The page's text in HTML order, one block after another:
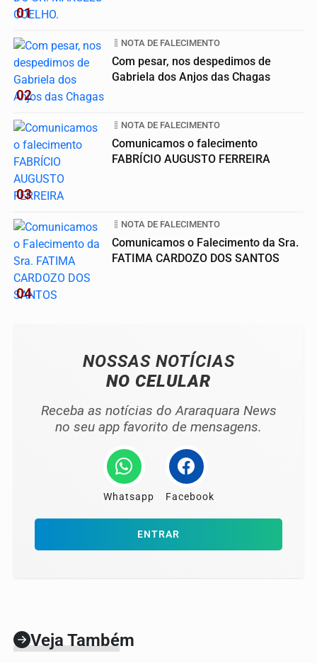
01
02
NOTA DE FALECIMENTO
Com pesar, nos despedimos de
Gabriela dos Anjos das Chagas
03
NOTA DE FALECIMENTO
Comunicamos o falecimento
FABRÍCIO AUGUSTO FERREIRA
04
NOTA DE FALECIMENTO
Comunicamos o Falecimento da Sra.
FATIMA CARDOZO DOS SANTOS
NOSSAS NOTÍCIAS
NO CELULAR
Receba as notícias do Araraquara News
no seu app favorito de mensagens.
Whatsapp Facebook
ENTRAR
Veja Também